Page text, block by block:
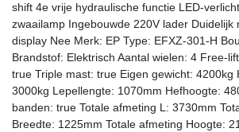
shift 4e vrije hydraulische functie LED-
zwaailamp Ingebouwde 220V lader Duidelijk
display Nee Merk: EP Type: EFXZ-301-H
Brandstof: Elektrisch Aantal wielen: 4 Free-
true Triple mast: true Eigen gewicht: 4200kg
3000kg Lepellengte: 1070mm Hefhoogte:
banden: true Totale afmeting L: 3730mm
Breedte: 1225mm Totale afmeting Hoogte: